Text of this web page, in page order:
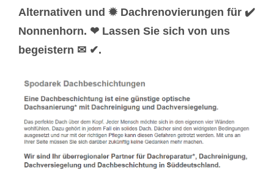
Alternativen und ✹ Dachrenovierungen für ✔️
Nonnenhorn. ❤ Lassen Sie sich von uns
begeistern ✉ ✔.